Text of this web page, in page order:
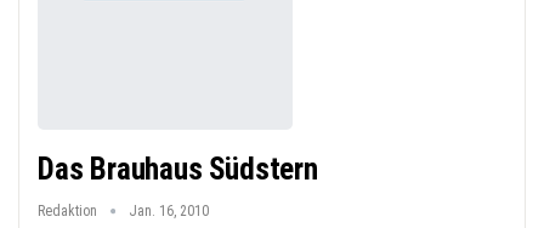
Das Brauhaus Südstern
Redaktion Jan. 16, 2010